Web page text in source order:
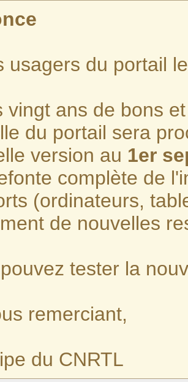
usagers du portail
vingt ans de bons
du portail sera
version au 1er
complète de
(ordinateurs,
de nouvelles
tester la
remerciant,
du CNRTL